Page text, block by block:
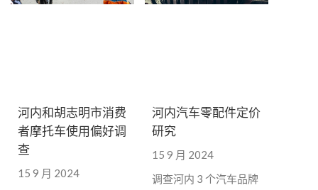
河内和胡志明市消费
者摩托车使用偏好调
查
15 9 月 2024
河内汽车零配件定价
研究
15 9 月 2024
调查河内 3 个汽车品牌